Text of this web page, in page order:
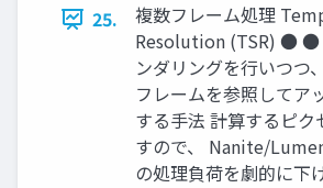
25.
複数フレーム処理
Resolution (TSR) ● ●
ンダリングを行いつつ
フレームを参照してア
する手法 計算するピク
すので、 Nanite/
の処理負荷を劇的に下